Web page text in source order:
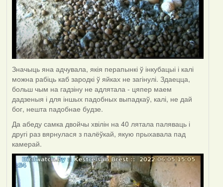
Значыць яна адчувала, якія перапынкі ў інкубацыі і калі
можна рабіць каб зародкі ў яйках не загінулі. Здаецца,
больш чым на гадзіну не адлятала - цяпер маем
дадзеныя і для іншых падобных выпадкаў, калі, не дай
бог, нешта падобнае будзе.
Да абеду самка двойчы хвілін на 40 лятала паляваць і
другі раз вярнулася з палёўкай, якую прыхавала пад
камерай.